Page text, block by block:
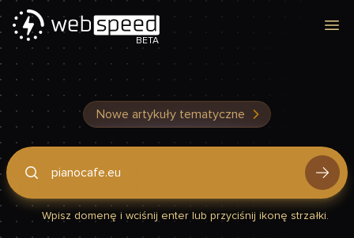
BETA
Nowe artykuły tematyczne
Podaj domenę, by sprawdzić, czy Twoja strona jest szybka
Wpisz domenę i wciśnij enter lub przyciśnij ikonę strzałki.